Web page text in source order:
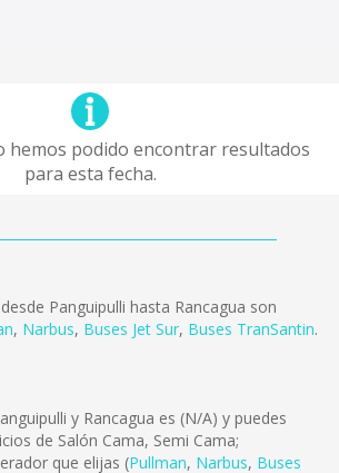
hemos podido encontrar resultados
para esta fecha.
Panguipulli hasta Rancagua son
, Narbus, Buses Jet Sur, Buses TranSantin.
y Rancagua es (N/A) y puedes
de Salón Cama, Semi Cama;
que elijas (Pullman, Narbus, Buses